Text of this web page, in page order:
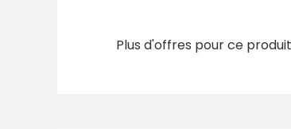
Plus d'offres pour ce